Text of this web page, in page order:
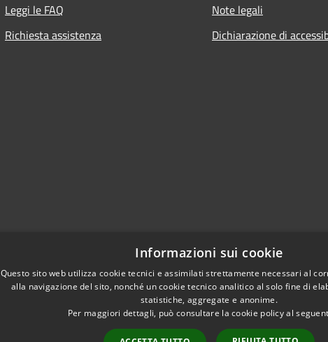
Leggi le FAQ
Richiesta assistenza
Note legali
Dichiarazione di
Informazioni sui cookie
Questo sito web utilizza cookie tecnici e assimilati strettamente necessari al
alla navigazione del sito, nonché un cookie tecnico analitico al solo fine di
statistiche, aggregate e anonime.
Per maggiori dettagli, può consultare la cookie policy al